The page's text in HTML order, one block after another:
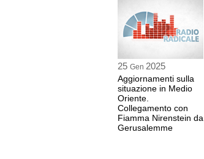
25 Gen 2025
Aggiornamenti sulla
situazione in Medio
Oriente.
Collegamento con
Fiamma Nirenstein da
Gerusalemme